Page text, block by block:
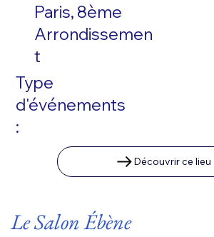
Paris, 8ème
Arrondissemen
t
Type
d'événements
:
Découvrir ce lieu
Le Salon Ébène